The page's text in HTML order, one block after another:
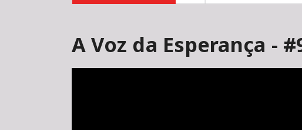
A Voz da Esperança -